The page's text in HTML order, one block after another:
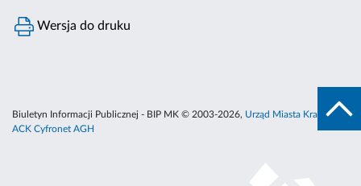
Wersja do druku
Biuletyn Informacji Publicznej - BIP MK © 2003-2026, Urząd Miasta Krakowa
ACK Cyfronet AGH